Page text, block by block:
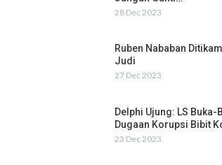
28 Dec 2023
Ruben Nababan
Judi
27 Dec 2023
Delphi Ujung: LS Buka-
Dugaan Korupsi Bibit
23 Dec 2023